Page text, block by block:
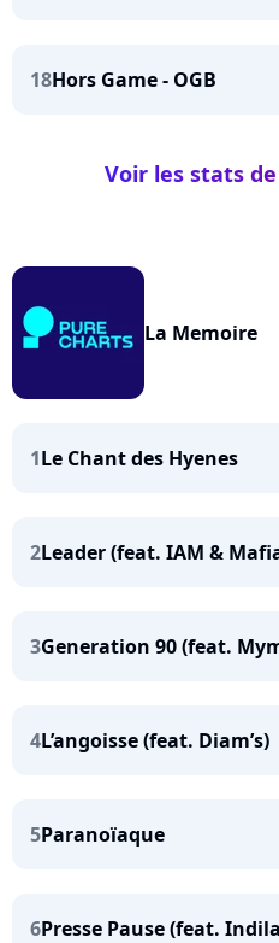
18Hors Game - OGB
Voir les stats
La Memoire
1Le Chant des Hyenes
2Leader (feat. IAM &
3Generation 90 (feat.
4L’angoisse (feat. Diam’s)
5Paranoïaque
6Presse Pause (feat.